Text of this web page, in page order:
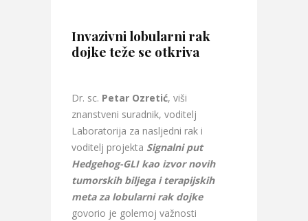
Invazivni lobularni rak
dojke teže se otkriva
Dr. sc. Petar Ozretić, viši
znanstveni suradnik, voditelj
Laboratorija za nasljedni rak i
voditelj projekta Signalni put
Hedgehog-GLI kao izvor novih
tumorskih biljega i terapijskih
meta za lobularni rak dojke
govorio je golemoj važnosti